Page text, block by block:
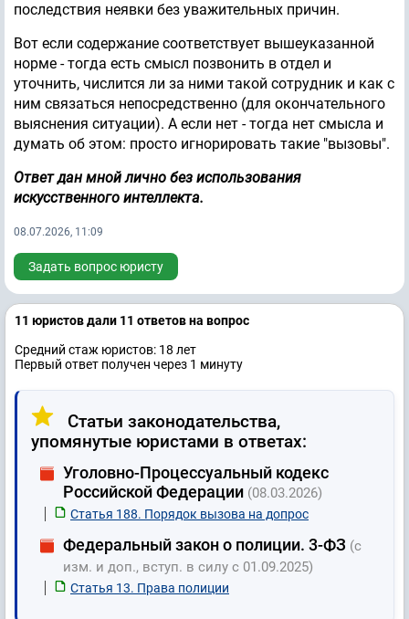
последствия неявки без уважительных причин.
Вот если содержание соответствует вышеуказанной
норме - тогда есть смысл позвонить в отдел и
уточнить, числится ли за ними такой сотрудник и как с
ним связаться непосредственно (для окончательного
выяснения ситуации). А если нет - тогда нет смысла и
думать об этом: просто игнорировать такие "вызовы".
Ответ дан мной лично без использования
искусственного интеллекта.
08.07.2026, 11:09
Задать вопрос юристу
11 юристов дали 11 ответов на вопрос
Средний стаж юристов: 18 лет
Первый ответ получен через 1 минуту
Статьи законодательства,
упомянутые юристами в ответах:
Уголовно-Процессуальный кодекс
Российской Федерации (08.03.2026)
Статья 188. Порядок вызова на допрос
Федеральный закон о полиции. 3-ФЗ (с
изм. и доп., вступ. в силу с 01.09.2025)
Статья 13. Права полиции